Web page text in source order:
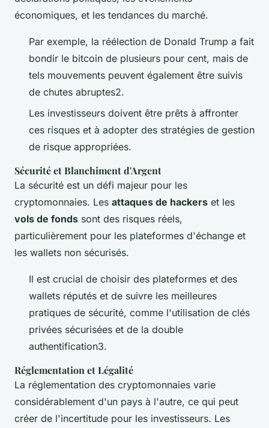
économiques, et les tendances du marché.
Par exemple, la réélection de Donald Trump a fait
bondir le bitcoin de plusieurs pour cent, mais de
tels mouvements peuvent également être suivis
de chutes abruptes2.
Les investisseurs doivent être prêts à affronter
ces risques et à adopter des stratégies de gestion
de risque appropriées.
Sécurité et Blanchiment d'Argent
La sécurité est un défi majeur pour les
cryptomonnaies. Les attaques de hackers et les
vols de fonds sont des risques réels,
particulièrement pour les plateformes d'échange et
les wallets non sécurisés.
Il est crucial de choisir des plateformes et des
wallets réputés et de suivre les meilleures
pratiques de sécurité, comme l'utilisation de clés
privées sécurisées et de la double
authentification3.
Réglementation et Légalité
La réglementation des cryptomonnaies varie
considérablement d'un pays à l'autre, ce qui peut
créer de l'incertitude pour les investisseurs. Les